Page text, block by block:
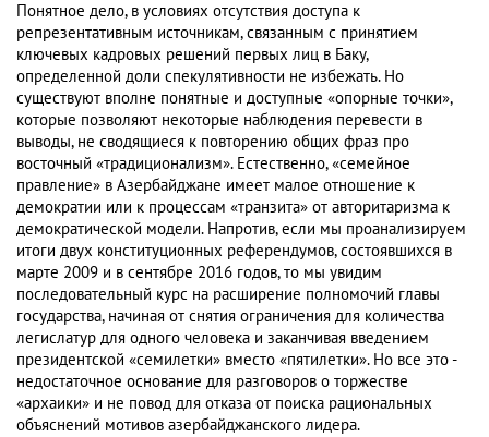
Понятное дело, в условиях отсутствия доступа к
репрезентативным источникам, связанным с принятием
ключевых кадровых решений первых лиц в Баку,
определенной доли спекулятивности не избежать. Но
существуют вполне понятные и доступные «опорные точки»,
которые позволяют некоторые наблюдения перевести в
выводы, не сводящиеся к повторению общих фраз про
восточный «традиционализм». Естественно, «семейное
правление» в Азербайджане имеет малое отношение к
демократии или к процессам «транзита» от авторитаризма к
демократической модели. Напротив, если мы проанализируем
итоги двух конституционных референдумов, состоявшихся в
марте 2009 и в сентябре 2016 годов, то мы увидим
последовательный курс на расширение полномочий главы
государства, начиная от снятия ограничения для количества
легислатур для одного человека и заканчивая введением
президентской «семилетки» вместо «пятилетки». Но все это -
недостаточное основание для разговоров о торжестве
«архаики» и не повод для отказа от поиска рациональных
объяснений мотивов азербайджанского лидера.